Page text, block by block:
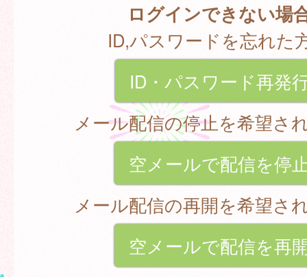
ログインできない場
ID,パスワードを忘れた
ID・パスワード再発
メール配信の停止を希望さ
空メールで配信を停
メール配信の再開を希望さ
空メールで配信を再